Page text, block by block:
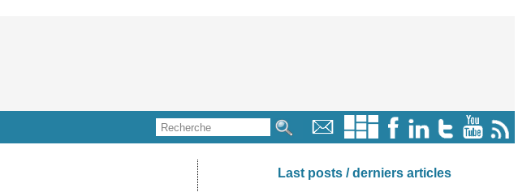
Last posts / derniers articles